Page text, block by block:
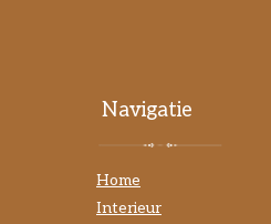
Navigatie
Home
Interieur